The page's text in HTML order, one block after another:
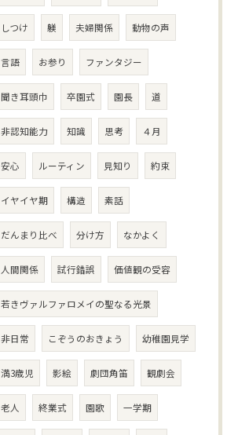
しつけ 躾 夫婦関係 動物の声
言語 お参り ファンタジー
聞き耳頭巾 卒園式 園長 道
非認知能力 知識 思考 ４月
安心 ルーティン 見知り 約束
イヤイヤ期 構造 素話
だんまり比べ 分け方 なかよく
人間関係 試行錯誤 価値観の受容
若きヴァルファロメイの聖なる光景
非日常 こぞうのおきょう 幼稚園見学
満3歳児 影絵 劇団角笛 観劇会
老人 終業式 園歌 一学期